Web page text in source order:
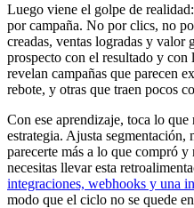
Luego viene el golpe de
por campaña. No por clics, no
creadas, ventas logradas y valor
prospecto con el resultado y con
revelan campañas que parecen
rebote, y otras que traen pocos
Con ese aprendizaje, toca lo
estrategia. Ajusta segmentación,
parecerte más a lo que compró
necesitas llevar esta
integraciones, webhooks y una
modo que el ciclo no se quede